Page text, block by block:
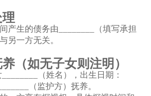
产生的债务由________（填写承担
另一方无关。
（如无子女则注明）
（姓名），出生日期：
（监护方）抚养。